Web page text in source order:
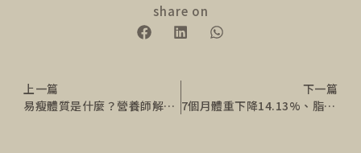
share on
上一篇
易瘦體質是什麼？營養師解析易瘦體質特徵與養成秘訣
下一篇
7個月體重下降14.13%、脂肪肝轉正常，40歲媽媽逆轉身形與生活！